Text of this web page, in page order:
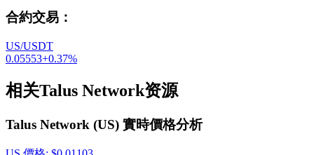
合約交易 ：
US/USDT
0.05553+0.37%
相关Talus Network资源
Talus Network (US) 實時價格分析